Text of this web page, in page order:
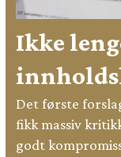
Ikke
Det første
fikk massiv
godt